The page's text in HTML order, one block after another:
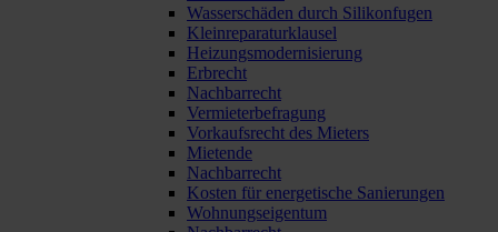
Wasserschäden durch Silikonfugen
Kleinreparaturklausel
Heizungsmodernisierung
Erbrecht
Nachbarrecht
Vermieterbefragung
Vorkaufsrecht des Mieters
Mietende
Nachbarrecht
Kosten für energetische Sanierungen
Wohnungseigentum